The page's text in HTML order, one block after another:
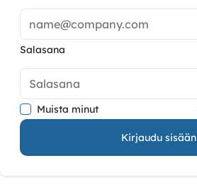
name@company.com
Salasana
Salasana
Muista minut
Kirjaudu sisään